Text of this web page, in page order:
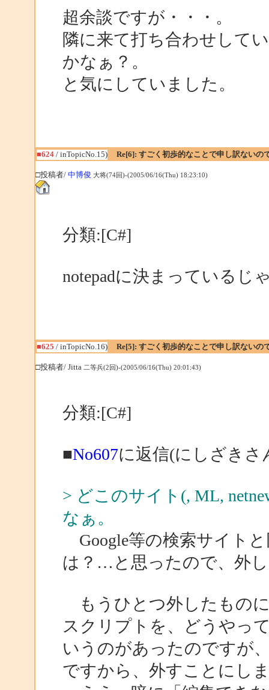
超余談ですが・・・。
隣に来て打ち合わせして
かなぁ？。
と気にしていました。
■624/ inTopicNo.15) Re[6]: すごく初歩的なことで申し訳ないの
□投稿者/ 中博俊 大将(74回)-(2005/06/16(Thu) 18:23:10)
分類:[C#]
notepadに決まっているじ
■625 / inTopicNo.16) Re[5]: すごく初歩的なことで申し訳ないの
□投稿者/ Jitta 二等兵(2回)-(2005/06/16(Thu) 20:01:43)
分類:[C#]
■No607に返信(にしざきさ
> どこのサイト(, ML,
なぁ。
Google等の検索サイト
は？…と思ったので、外
もうひとつ外したもの
スクリプトを、どうやっ
いうのがあったのですが
ですから、外すことにし